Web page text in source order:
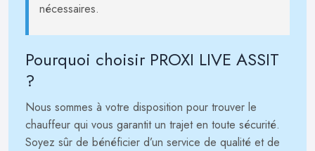
nécessaires.
Pourquoi choisir PROXI LIVE ASSIT
?
Nous sommes à votre disposition pour trouver le
chauffeur qui vous garantit un trajet en toute sécurité.
Soyez sûr de bénéficier d’un service de qualité et de